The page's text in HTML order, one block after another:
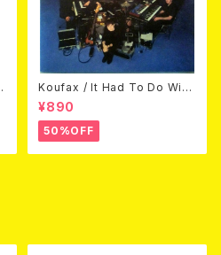
Koufax / It Had To Do With
Love (CD)
¥890
50%OFF